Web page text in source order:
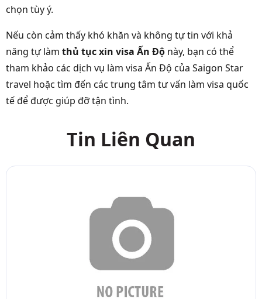
chọn tùy ý.
Nếu còn cảm thấy khó khăn và không tự tin với khả
năng tự làm thủ tục xin visa Ấn Độ này, bạn có thể
tham khảo các dịch vụ làm visa Ấn Độ của Saigon Star
travel hoặc tìm đến các trung tâm tư vấn làm visa quốc
tế để được giúp đỡ tận tình.
Tin Liên Quan